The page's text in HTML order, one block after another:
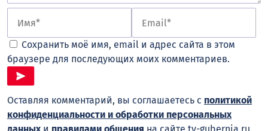
Сохранить моё имя, email и адрес сайта в этом
браузере для последующих моих комментариев.
Оставляя комментарий, вы соглашаетесь с политикой
конфиденциальности и обработки персональных